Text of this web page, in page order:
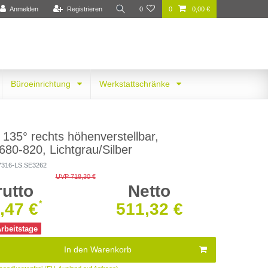
Anmelden Registrieren 0 0 0,00 €
Büroeinrichtung Werkstattschränke
rechts höhenverstellbar,
820, Lichtgrau/Silber
LS.SE3262
UVP 718,30 €
Netto
€
* 511,32 €
In den Warenkorb